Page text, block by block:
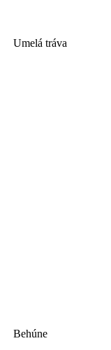
Umelá tráva
Behúne